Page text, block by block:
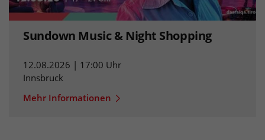
Sundown Music & Night Shopping
12.08.2026 | 17:00 Uhr
Innsbruck
Mehr Informationen